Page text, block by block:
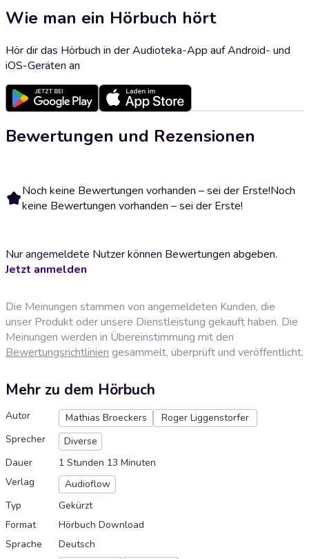
Wie man ein Hörbuch hört
Hör dir das Hörbuch in der Audioteka-App auf Android- und
iOS-Geräten an
Bewertungen und Rezensionen
Noch keine Bewertungen vorhanden – sei der Erste!Noch
keine Bewertungen vorhanden – sei der Erste!
Nur angemeldete Nutzer können Bewertungen abgeben.
Jetzt anmelden
Die Meinungen stammen von angemeldeten Kunden, die
unser Produkt oder unsere Dienstleistung gekauft haben. Die
Meinungen werden in Übereinstimmung mit den
Bewertungsrichtlinien gesammelt, überprüft und veröffentlicht.
Mehr zu dem Hörbuch
Autor Mathias Broeckers
Roger Liggenstorfer
Sprecher
Diverse
Dauer
1 Stunden 13 Minuten
Verlag
Audioflow
Typ
Gekürzt
Format
Hörbuch Download
Sprache
Deutsch